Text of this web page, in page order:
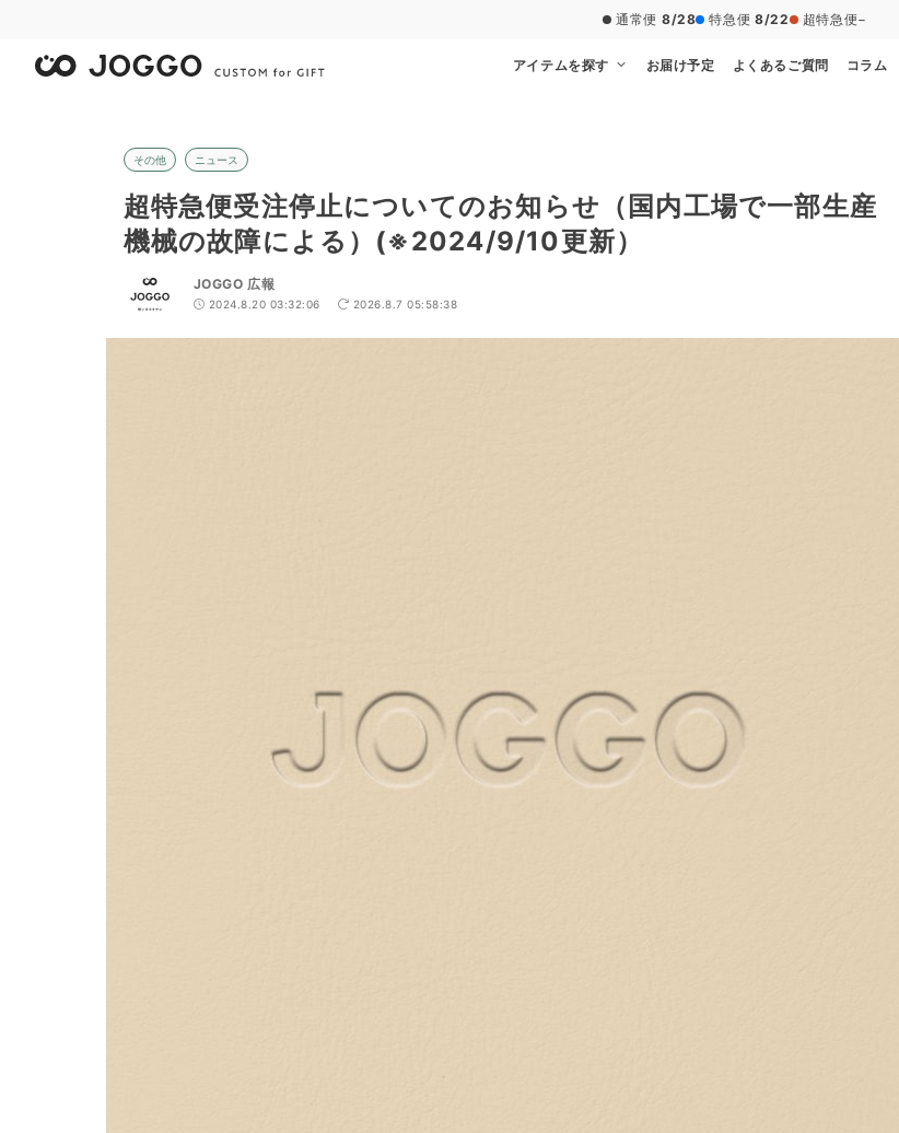
通常便 8/28 特急便 8/22 超特急便−
アイテムを探す お届け予定 よくあるご質問 コラム
その他 ニュース
超特急便受注停止についてのお知らせ（国内工場で一部生産
機械の故障による）(※2024/9/10更新）
JOGGO 広報
2024.8.20 03:32:06 2026.8.7 05:58:38